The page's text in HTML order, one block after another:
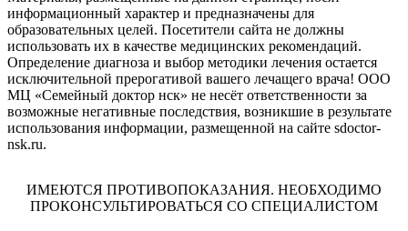
информационный характер и предназначены для
образовательных целей. Посетители сайта не должны
использовать их в качестве медицинских рекомендаций.
Определение диагноза и выбор методики лечения остается
исключительной прерогативой вашего лечащего врача! ООО
МЦ «Семейный доктор нск» не несёт ответственности за
возможные негативные последствия, возникшие в результате
использования информации, размещенной на сайте sdoctor-
nsk.ru.
ИМЕЮТСЯ ПРОТИВОПОКАЗАНИЯ. НЕОБХОДИМО
ПРОКОНСУЛЬТИРОВАТЬСЯ СО СПЕЦИАЛИСТОМ